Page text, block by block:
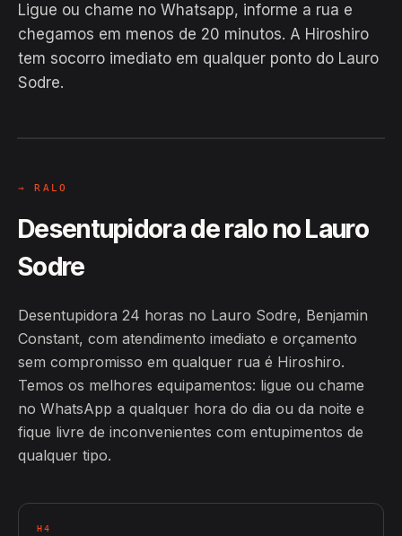
Ligue ou chame no Whatsapp, informe a rua e
chegamos em menos de 20 minutos. A Hiroshiro
tem socorro imediato em qualquer ponto do Lauro
Sodre.
Hiroshiro · Lauro Sodre, Benjamin
→ RALO
Desentupidora de ralo no Lauro
Sodre
Desentupidora 24 horas no Lauro Sodre, Benjamin
Constant, com atendimento imediato e orçamento
sem compromisso em qualquer rua é Hiroshiro.
Temos os melhores equipamentos: ligue ou chame
no WhatsApp a qualquer hora do dia ou da noite e
fique livre de inconvenientes com entupimentos de
qualquer tipo.
H4